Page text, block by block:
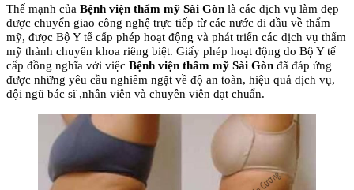
Thế mạnh của Bệnh viện thẩm mỹ Sài Gòn là các dịch vụ làm đẹp
được chuyển giao công nghệ trực tiếp từ các nước đi đầu về thẩm
mỹ, được Bộ Y tế cấp phép hoạt động và phát triển các dịch vụ thẩm
mỹ thành chuyên khoa riêng biệt. Giấy phép hoạt động do Bộ Y tế
cấp đồng nghĩa với việc Bệnh viện thẩm mỹ Sài Gòn đã đáp ứng
được những yêu cầu nghiêm ngặt về độ an toàn, hiệu quả dịch vụ,
đội ngũ bác sĩ ,nhân viên và chuyên viên đạt chuẩn.